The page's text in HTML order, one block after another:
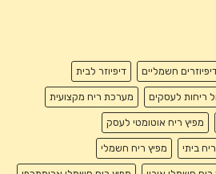
חשמליים דיפיוזר לבית
ריחות לעסקים מערכת ריח מקצועית
מפיץ ריח אוטומטי לעסק
ביתי מפיץ ריח חשמלי